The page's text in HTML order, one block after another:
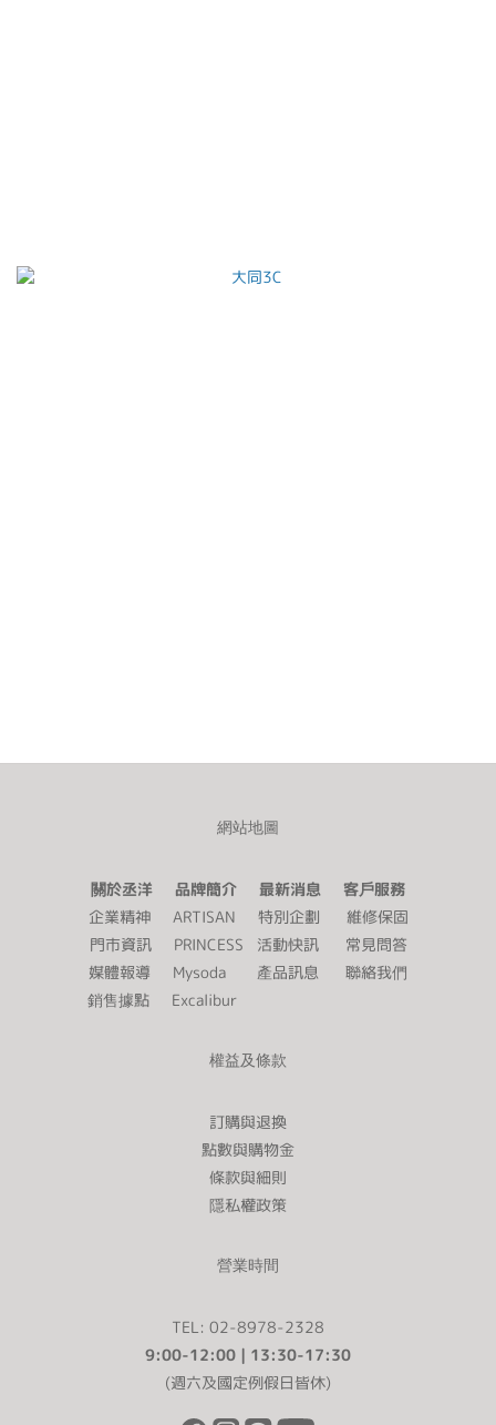
網站地圖
關於丞洋 品牌簡介 最新消息 客戶服務
企業精神
ARTISAN 特別企劃
維修保固
門市資訊
PRINCESS 活動快訊
常見問答
媒體報導
Mysoda 產品訊息
聯絡我們
銷售據點
Excalibur
權益及條款
訂購與退換
點數與購物金
條款與細則
隱私權政策
營業時間
TEL: 02-8978-2328
9:00-12:00 | 13:30-17:30
(週六及國定例假日皆休)